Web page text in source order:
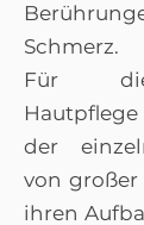
Schmerz.
Für die
der
von
ihren